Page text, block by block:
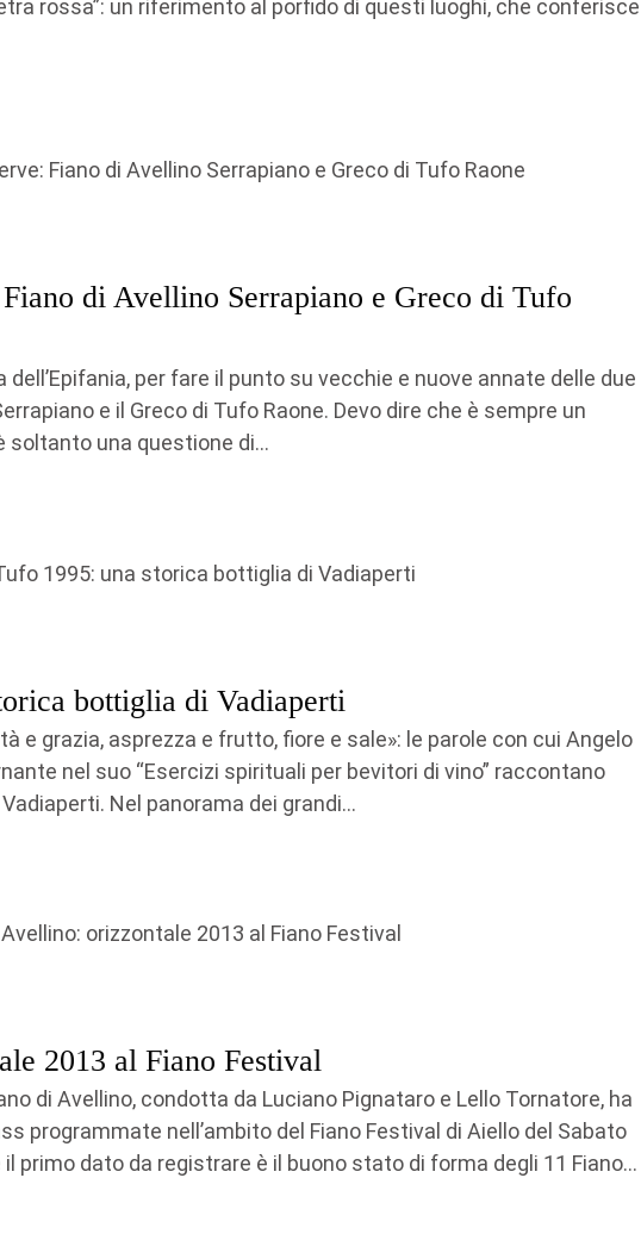
rossa”: un riferimento al porfido di questi luoghi, che conferisce
di Avellino Serrapiano e Greco di Tufo
dell’Epifania, per fare il punto su vecchie e nuove annate delle due
e il Greco di Tufo Raone. Devo dire che è sempre un
soltanto una questione di...
bottiglia di Vadiaperti
e grazia, asprezza e frutto, fiore e sale»: le parole con cui Angelo
nel suo “Esercizi spirituali per bevitori di vino” raccontano
Nel panorama dei grandi...
2013 al Fiano Festival
di Avellino, condotta da Luciano Pignataro e Lello Tornatore, ha
programmate nell’ambito del Fiano Festival di Aiello del Sabato
primo dato da registrare è il buono stato di forma degli 11 Fiano...